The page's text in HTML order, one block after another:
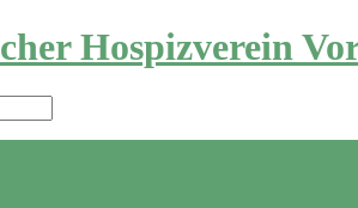
Hospizverein